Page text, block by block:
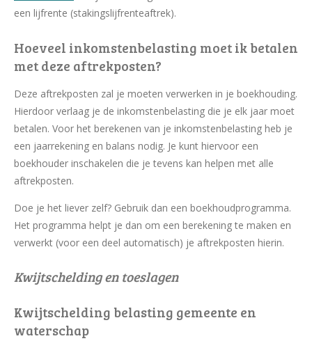
een lijfrente (stakingslijfrenteaftrek).
Hoeveel inkomstenbelasting moet ik betalen
met deze aftrekposten?
Deze aftrekposten zal je moeten verwerken in je boekhouding.
Hierdoor verlaag je de inkomstenbelasting die je elk jaar moet
betalen. Voor het berekenen van je inkomstenbelasting heb je
een jaarrekening en balans nodig. Je kunt hiervoor een
boekhouder inschakelen die je tevens kan helpen met alle
aftrekposten.
Doe je het liever zelf? Gebruik dan een boekhoudprogramma.
Het programma helpt je dan om een berekening te maken en
verwerkt (voor een deel automatisch) je aftrekposten hierin.
Kwijtschelding en toeslagen
Kwijtschelding belasting gemeente en
waterschap